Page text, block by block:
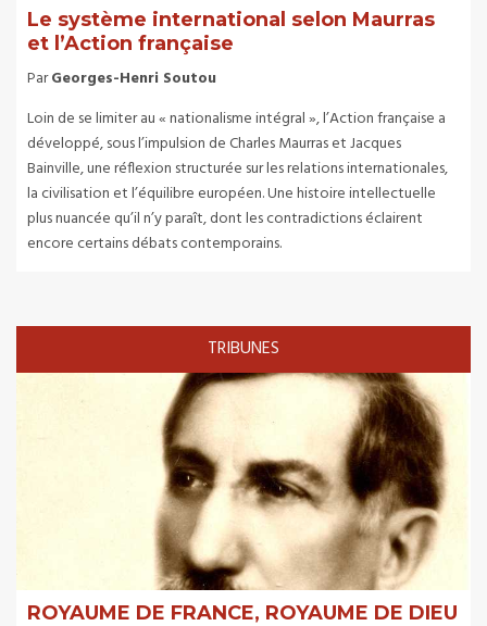
Le système international selon Maurras
et l’Action française
ParGeorges-Henri Soutou
Loin de se limiter au « nationalisme intégral », l’Action française a
développé, sous l’impulsion de Charles Maurras et Jacques
Bainville, une réflexion structurée sur les relations internationales,
la civilisation et l’équilibre européen. Une histoire intellectuelle
plus nuancée qu’il n’y paraît, dont les contradictions éclairent
encore certains débats contemporains.
TRIBUNES
ROYAUME DE FRANCE, ROYAUME DE DIEU